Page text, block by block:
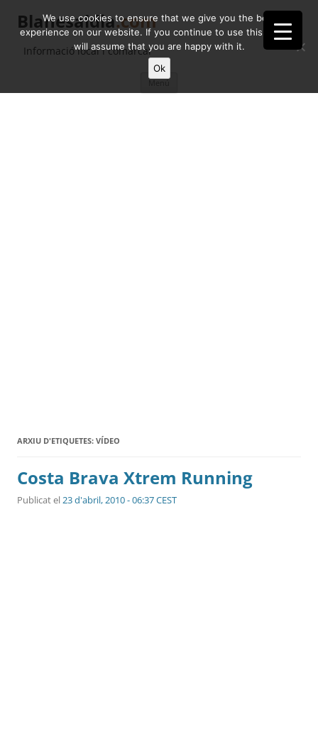
Blanesaldia.com
Informació local i comarcal
contingut
ARXIU D'ETIQUETES: VÍDEO
Costa Brava Xtrem Running
Publicat el23 d'abril, 2010 - 06:37 CEST
We use cookies to ensure that we give you the best
experience on our website. If you continue to use this site we
will assume that you are happy with it.
Ok